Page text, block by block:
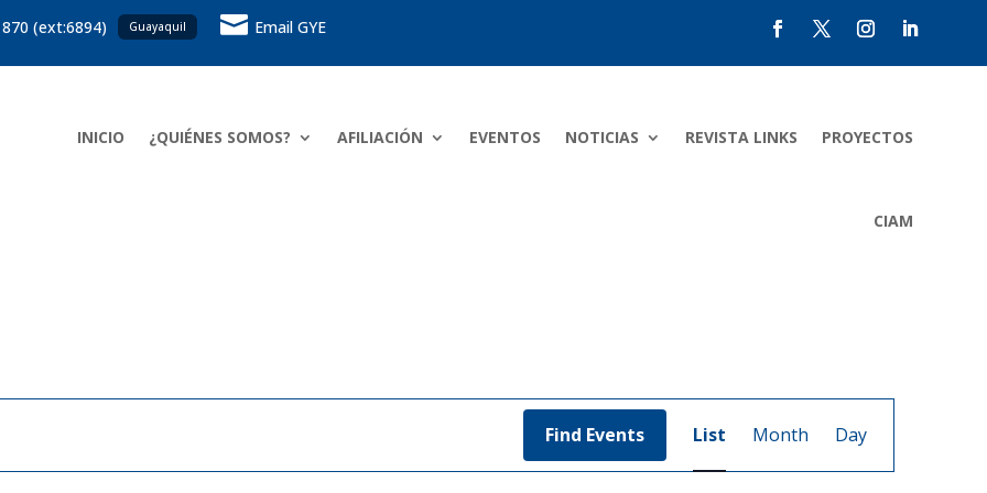
(ext:6894) Guayaquil  Email GYE
INICIO ¿QUIÉNES SOMOS? AFILIACIÓN EVENTOS NOTICIAS REVISTA LINKS PROYECTOS
CIAM
Find Events
Event
Views
List Month Day